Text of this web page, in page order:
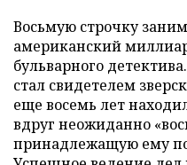
Восьмую строчку
американский
бульварного
стал свидетелем
еще восемь лет
вдруг неожиданно
принадлежащую ему